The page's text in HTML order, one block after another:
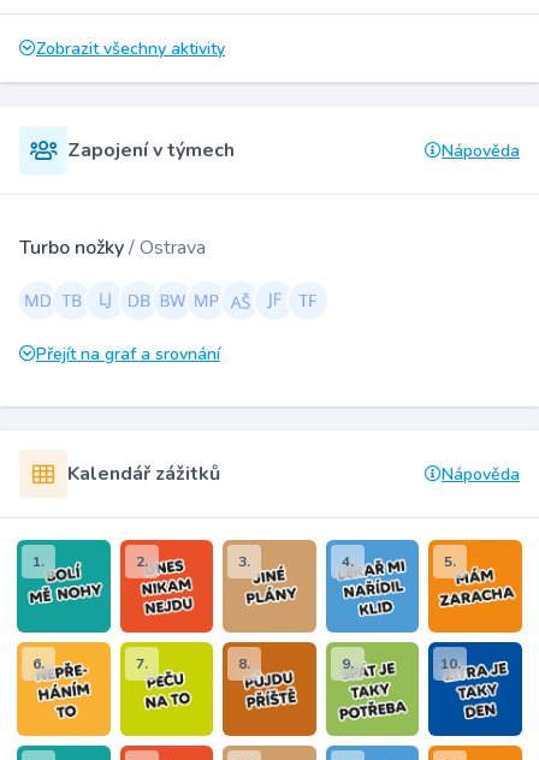
Zobrazit všechny aktivity
Zapojení v týmech Nápověda
Turbo nožky/ Ostrava
Přejít na graf a srovnání
Kalendář zážitků Nápověda
1. 2. 3. 4. 5.
6. 7. 8. 9. 10.